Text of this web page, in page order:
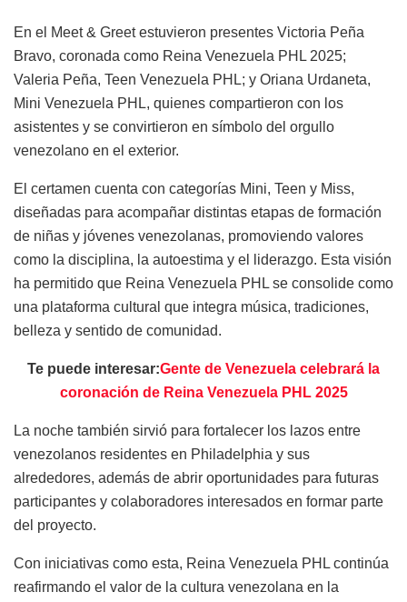
En el Meet & Greet estuvieron presentes Victoria Peña
Bravo, coronada como Reina Venezuela PHL 2025;
Valeria Peña, Teen Venezuela PHL; y Oriana Urdaneta,
Mini Venezuela PHL, quienes compartieron con los
asistentes y se convirtieron en símbolo del orgullo
venezolano en el exterior.
El certamen cuenta con categorías Mini, Teen y Miss,
diseñadas para acompañar distintas etapas de formación
de niñas y jóvenes venezolanas, promoviendo valores
como la disciplina, la autoestima y el liderazgo. Esta visión
ha permitido que Reina Venezuela PHL se consolide como
una plataforma cultural que integra música, tradiciones,
belleza y sentido de comunidad.
Te puede interesar:Gente de Venezuela celebrará la
coronación de Reina Venezuela PHL 2025
La noche también sirvió para fortalecer los lazos entre
venezolanos residentes en Philadelphia y sus
alrededores, además de abrir oportunidades para futuras
participantes y colaboradores interesados en formar parte
del proyecto.
Con iniciativas como esta, Reina Venezuela PHL continúa
reafirmando el valor de la cultura venezolana en la